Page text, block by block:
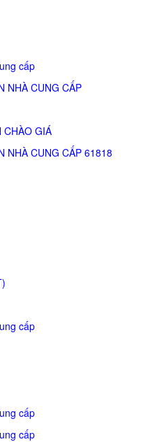
cấp
NHÀ CUNG CẤP
CHÀO GIÁ
NHÀ CUNG CẤP 61818
cấp
cấp
cấp